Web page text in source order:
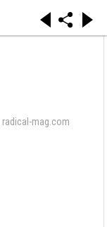
radical-mag.com